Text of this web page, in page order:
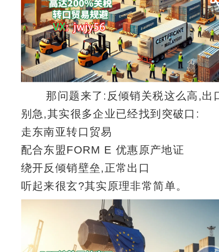
那问题来了:反倾销关税这么高,出
别急,其实很多企业已经找到突破口:
走东南亚转口贸易
配合东盟FORM E 优惠原产地证
绕开反倾销壁垒,正常出口
听起来很玄?其实原理非常简单。